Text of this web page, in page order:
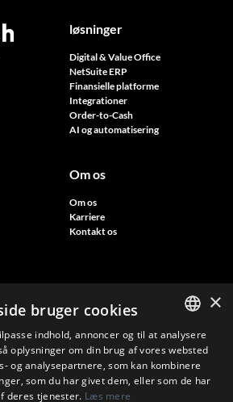
løsninger
Digital & Value Office
NetSuite ERP
Finansielle platforme
Integrationer
Order-to-Cash
AI og automatisering
Om os
Om os
Karriere
Kontakt os
ENGLISH
FRENCH
×
bruger cookies
indhold, annoncer og til at analysere
oplysninger om din brug af vores websted
og analysepartnere, som kan kombinere
som du har givet dem, eller som de har
deres tjenester. Læs mere